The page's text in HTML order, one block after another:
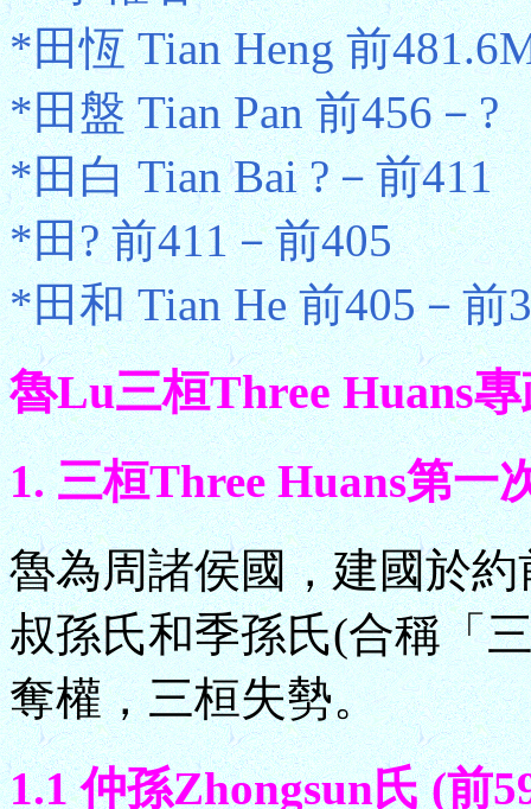
*田恆 Tian Heng 前
*田盤 Tian Pan 前456－?
*田白 Tian Bai ?－前411
*田? 前411－前405
*田和 Tian He 前405－
魯Lu三桓Three Huans
1. 三桓Three Huans第一
魯為周諸侯國，建國於
叔孫氏和季孫氏(合稱「
奪權，三桓失勢。
1.1 仲孫Zhongsun氏 (前